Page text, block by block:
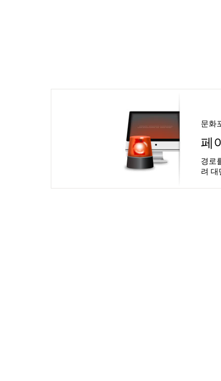
문화
페
경로
려 대